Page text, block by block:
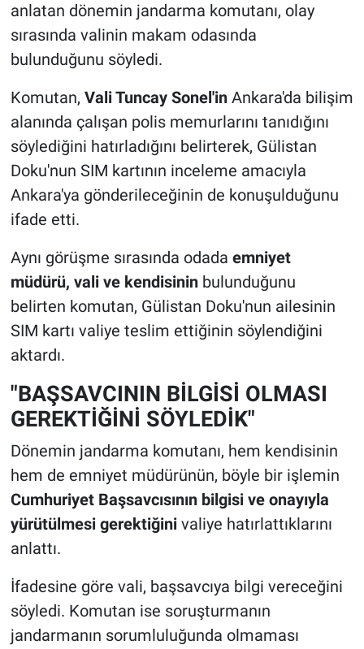
anlatan dönemin jandarma komutanı, olay
sırasında valinin makam odasında
bulunduğunu söyledi.
Komutan, Vali Tuncay Sonel'inAnkara'da bilişim
alanında çalışan polis memurlarını tanıdığını
söylediğini hatırladığını belirterek, Gülistan
Doku'nun SIM kartının inceleme amacıyla
Ankara'ya gönderileceğinin de konuşulduğunu
ifade etti.
Aynı görüşme sırasında odada emniyet
müdürü, vali ve kendisininbulunduğunu
belirten komutan, Gülistan Doku'nun ailesinin
SIM kartı valiye teslim ettiğinin söylendiğini
aktardı.
"BAŞSAVCININ BİLGİSİ OLMASI
GEREKTİĞİNİ SÖYLEDİK"
Dönemin jandarma komutanı, hem kendisinin
hem de emniyet müdürünün, böyle bir işlemin
Cumhuriyet Başsavcısının bilgisi ve onayıyla
yürütülmesi gerektiğinivaliye hatırlattıklarını
anlattı.
İfadesine göre vali, başsavcıya bilgi vereceğini
söyledi. Komutan ise soruşturmanın
jandarmanın sorumluluğunda olmaması